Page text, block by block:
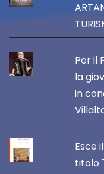
Per il
la
in
Esce
titolo